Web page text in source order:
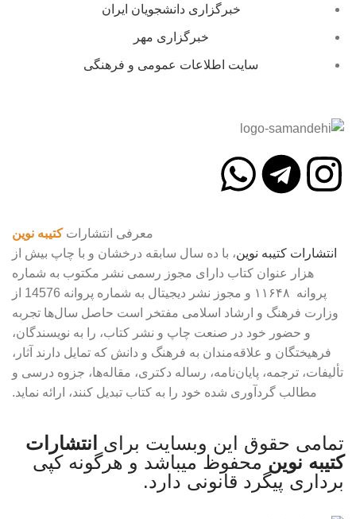
خبرگزاری دانشجویان ایران
خبرگزاری مهر
سایت اطلاعات عمومی و فرهنگی
معرفی انتشاراتکتیبه نوین
انتشارات کتیبه نوین، با ده سال سابقه درخشان و با چاپ بیش از
هزار عنوان کتاب دارای مجوز رسمی نشر مکتوب به شماره
پروانه ۱۱۶۴۸ و مجوز نشر دیجیتال به شماره پروانه 14576 از
وزارت فرهنگ و ارشاد اسلامی مفتخر است حاصل سال‌ها تجربه
و حضور خود در صنعت چاپ و نشر کتاب، را به نویسندگان،
فرهیختگان و علاقه‌مندان به فرهنگ و دانش که تمایل دارند آثار،
تألیفات، ترجمه، پایان‌نامه، رساله دکتری، مقاله‌ها، جزوه درسی و
مطالب گردآوری شده خود را به کتاب تبدیل کنند، ارائه نماید.
تمامی حقوق این وبسایت برای انتشارات
کتیبه نوین محفوظ میباشد و هرگونه کپی
برداری پیگرد قانونی دارد.